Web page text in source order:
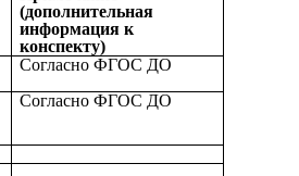
(дополнительная
информация к
конспекту)
Согласно ФГОС ДО
Согласно ФГОС ДО